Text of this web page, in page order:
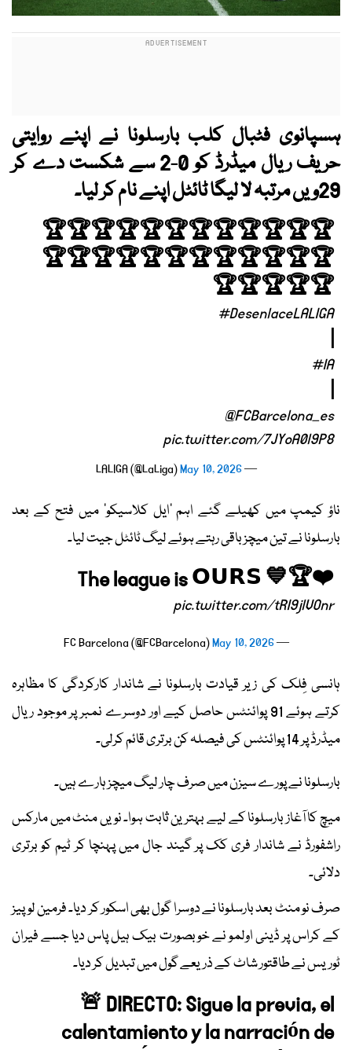
ہسپانوی فٹبال کلب بارسلونا نے اپنے روایتی
حریف ریال میڈرڈ کو 0-2 سے شکست دے کر
29ویں مرتبہ لا لیگا ٹائٹل اپنے نام کر لیا۔
🏆🏆🏆🏆🏆🏆🏆🏆🏆🏆🏆🏆
🏆🏆🏆🏆🏆🏆🏆🏆🏆🏆🏆🏆
🏆🏆🏆🏆🏆
#DesenlaceLALIGA
#IA
@FCBarcelona_es
pic.twitter.com/7JYoA0l9P8
— LALIGA (@LaLiga)
May 10, 2026
ناؤ کیمپ میں کھیلے گئے اہم ’ایل کلاسیکو‘ میں فتح کے بعد
بارسلونا نے تین میچز باقی رہتے ہوئے لیگ ٹائٹل جیت لیا۔
The league is 𝗢𝗨𝗥𝗦 💙🏆❤️
pic.twitter.com/tRI9jlVOnr
— FC Barcelona (@FCBarcelona)
May 10, 2026
ہانسی فِلک کی زیر قیادت بارسلونا نے شاندار کارکردگی کا مظاہرہ
کرتے ہوئے 91 پوائنٹس حاصل کیے اور دوسرے نمبر پر موجود ریال
میڈرڈ پر 14 پوائنٹس کی فیصلہ کن برتری قائم کرلی۔
بارسلونا نے پورے سیزن میں صرف چار لیگ میچز ہارے ہیں۔
میچ کا آغاز بارسلونا کے لیے بہترین ثابت ہوا۔ نویں منٹ میں مارکس
راشفورڈ نے شاندار فری کک پر گیند جال میں پہنچا کر ٹیم کو برتری
دلائی۔
صرف نو منٹ بعد بارسلونا نے دوسرا گول بھی اسکور کر دیا۔ فرمین لوپیز
کے کراس پر ڈینی اولمو نے خوبصورت بیک ہیل پاس دیا جسے فیران
ٹوریس نے طاقتور شاٹ کے ذریعے گول میں تبدیل کر دیا۔
🚨 DIRECTO: Sigue la previa, el
calentamiento y la narración de